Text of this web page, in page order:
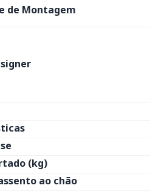
de Montagem
(kg)
ao chão